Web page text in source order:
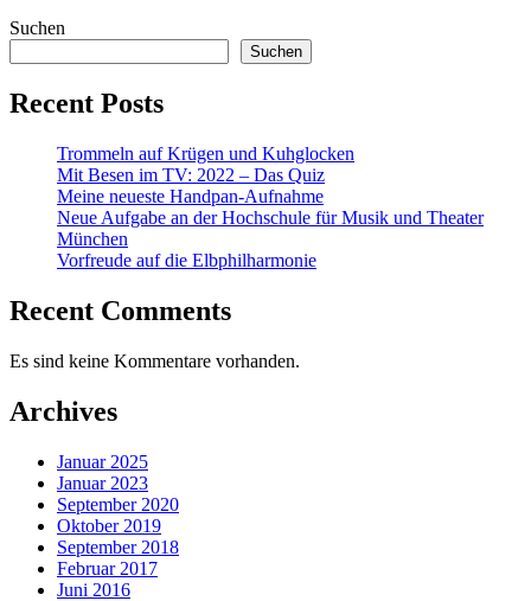
Suchen
Suchen
Recent Posts
Trommeln auf Krügen und Kuhglocken
Mit Besen im TV: 2022 – Das Quiz
Meine neueste Handpan-Aufnahme
Neue Aufgabe an der Hochschule für Musik und Theater
München
Vorfreude auf die Elbphilharmonie
Recent Comments
Es sind keine Kommentare vorhanden.
Archives
Januar 2025
Januar 2023
September 2020
Oktober 2019
September 2018
Februar 2017
Juni 2016